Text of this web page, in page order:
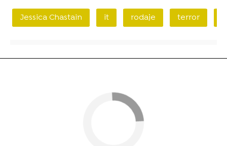
Jessica Chastain it rodaje terror